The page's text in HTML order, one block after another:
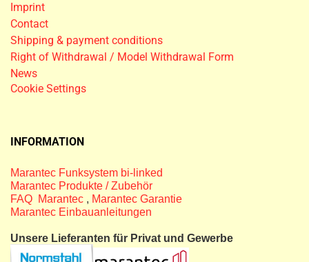
Imprint
Contact
Shipping & payment conditions
Right of Withdrawal / Model Withdrawal Form
News
Cookie Settings
INFORMATION
Marantec Funksystem bi-linked
Marantec Produkte / Zubehör
FAQ Marantec , Marantec Garantie
Marantec Einbauanleitungen
Unsere Lieferanten für Privat und Gewerbe